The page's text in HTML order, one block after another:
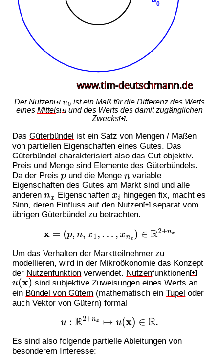
DerNutzen[+]
ist ein Maß für die Differenz des Werts
eines Mittels[+] und des Werts des damit zugänglichen
Zwecks[+].
DasGüterbündel ist ein Satz von Mengen / Maßen
von partiellen Eigenschaften eines Gutes. Das
Güterbündel charakterisiert also das Gut objektiv.
Preis und Menge sind Elemente des Güterbündels.
Da der Preispund die Menge n variable
Eigenschaften des Gutes am Markt sind und alle
anderennx Eigenschaften xi
hingegen fix, macht es
Sinn, deren Einfluss auf den Nutzen[+] separat vom
übrigen Güterbündel zu betrachten.
x =(p n,x1,… , x nx)∈R2 +n
Um das Verhalten der Marktteilnehmer zu
modellieren, wird in der Mikroökonomie das Konzept
der Nutzenfunktion verwendet. Nutzenfunktionen[+]
u(x )
sind subjektive Zuweisungen eines Werts an
ein Bündel von Gütern (mathematisch einTupel oder
auch Vektor von Gütern) formal
u:R x↦ u(x)∈ R
Es sind also folgende partielle Ableitungen von
besonderem Interesse: